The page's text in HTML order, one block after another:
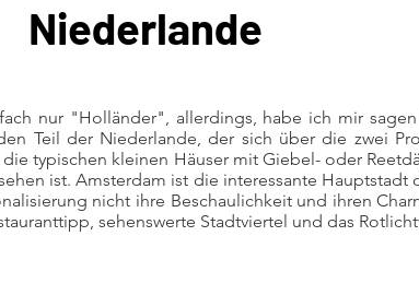
Niederlande
nur "Holländer", allerdings, habe ich mir
Teil der Niederlande, der sich über die zwei
typischen kleinen Häuser mit Giebel- oder
ist. Amsterdam ist die interessante
nicht ihre Beschaulichkeit und ihren
sehenswerte Stadtviertel und das